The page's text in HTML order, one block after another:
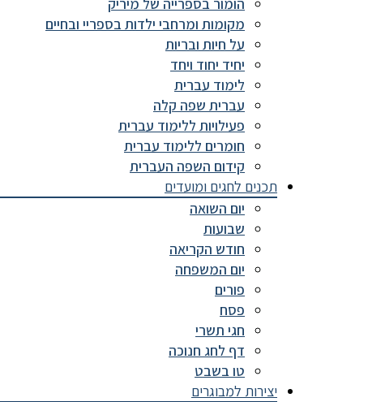
הומור בספרייה של מיריק
מקומות ומרחבי ילדות בספריי ובחיים
על חיות ובריות
יחיד יחוד ויחד
לימוד עברית
עברית שפה קלה
פעילויות ללימוד עברית
חומרים ללימוד עברית
קידום השפה העברית
תכנים לחגים ומועדים
יום השואה
שבועות
חודש הקריאה
יום המשפחה
פורים
פסח
חגי תשרי
דף לחג חנוכה
טו בשבט
יצירות למבוגרים